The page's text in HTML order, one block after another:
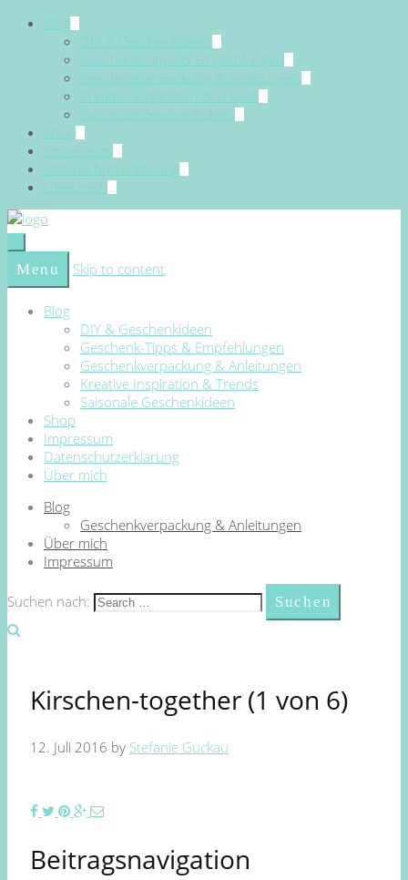
Blog
DIY & Geschenkideen
Geschenk-Tipps & Empfehlungen
Geschenkverpackung & Anleitungen
Kreative Inspiration & Trends
Saisonale Geschenkideen
Shop
Impressum
Datenschutzerklärung
Über mich
Menu Skip to content
Blog
DIY & Geschenkideen
Geschenk-Tipps & Empfehlungen
Geschenkverpackung & Anleitungen
Kreative Inspiration & Trends
Saisonale Geschenkideen
Shop
Impressum
Datenschutzerklärung
Über mich
Blog
Geschenkverpackung & Anleitungen
Über mich
Impressum
Suchen nach:
Kirschen-together (1 von 6)
12. Juli 2016 by Stefanie Guckau
Beitragsnavigation